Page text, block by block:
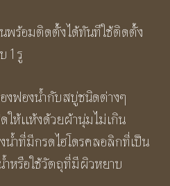
พร้อมติดตั้งได้ทันทีใช้ติดตั้ง
1 รู
งฟองน้ำกับสบู่ชนิดต่างๆ
ให้เเห้งด้วยผ้านุ่มไม่เกิน
น้ำที่มีกรดไฮโดรคลอลิกที่เป็น
หรือใช้วัตถุที่มีผิวหยาบ